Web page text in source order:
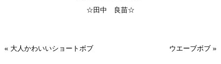
☆田中 良苗☆
« 大人かわいいショートボブ ウエーブボブ »